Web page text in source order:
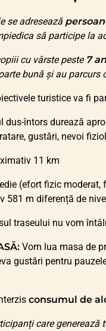
se adresează
să participe la
cu vârste peste 7
bună și au parcurs
turistice va fi
dus-întors durează
gustări, nevoi
11 km
(efort fizic moderat,
581 m diferență de
traseului nu vom
Vom lua masa de
gustări pentru
consumul de
care generează